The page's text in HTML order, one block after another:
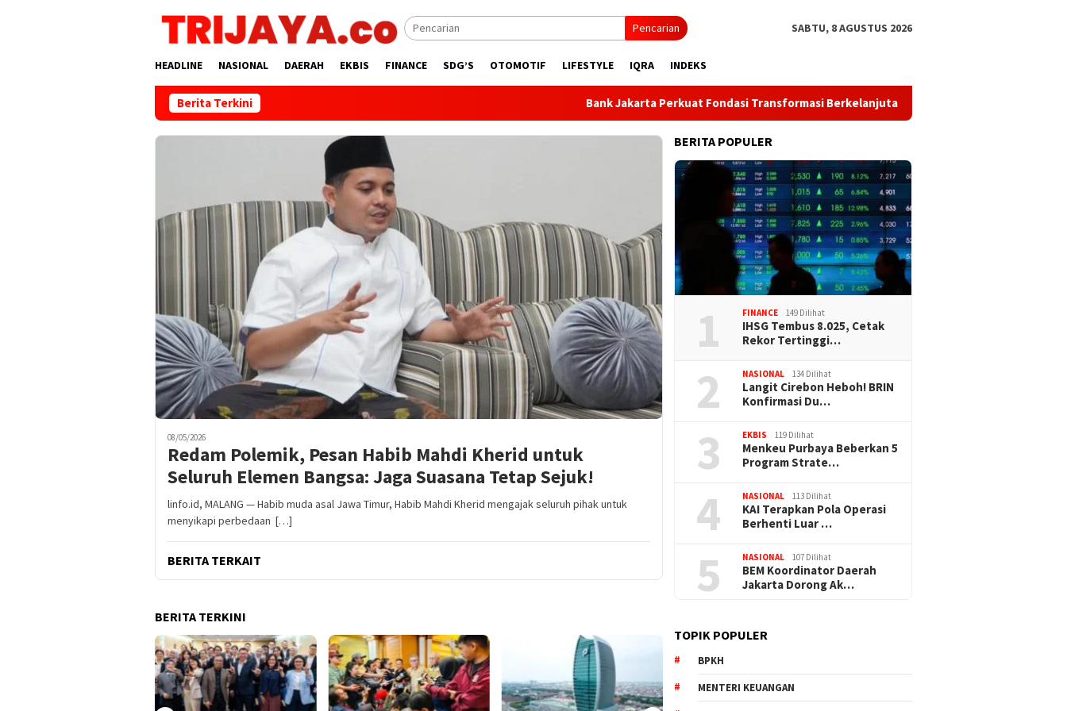
Pencarian SABTU, 8 AGUSTUS 2026
HEADLINE NASIONAL DAERAH EKBIS FINANCE SDG’S OTOMOTIF LIFESTYLE IQRA INDEKS
Berita Terkini Bank Jakarta Perkuat Fondasi Transformasi Berkelanjutan melalui Investasi Talenta
08/05/2026
Redam Polemik, Pesan Habib Mahdi Kherid untuk
Seluruh Elemen Bangsa: Jaga Suasana Tetap Sejuk!
linfo.id, MALANG — Habib muda asal Jawa Timur, Habib Mahdi Kherid mengajak seluruh pihak untuk
menyikapi perbedaan […]
BERITA TERKAIT
BERITA TERKINI
BERITA POPULER
1 FINANCE 149 Dilihat
IHSG Tembus 8.025, Cetak
Rekor Tertinggi…
2 NASIONAL 134 Dilihat
Langit Cirebon Heboh! BRIN
Konfirmasi Du…
3 EKBIS 119 Dilihat
Menkeu Purbaya Beberkan 5
Program Strate…
4 NASIONAL 113 Dilihat
KAI Terapkan Pola Operasi
Berhenti Luar …
5 NASIONAL 107 Dilihat
BEM Koordinator Daerah
Jakarta Dorong Ak…
TOPIK POPULER
BPKH
MENTERI KEUANGAN